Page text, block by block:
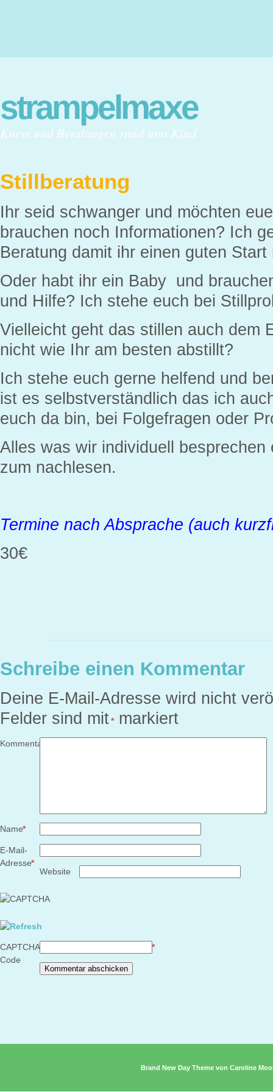
strampelmaxe
Kurse und Beratungen rund ums Kind
Stillberatung
Ihr seid schwanger und möchten
brauchen noch Informationen? Ich
Beratung damit ihr einen guten
Oder habt ihr ein Baby und
und Hilfe? Ich stehe euch bei
Vielleicht geht das stillen auch dem
nicht wie Ihr am besten abstillt?
Ich stehe euch gerne helfend und
ist es selbstverständlich das ich
euch da bin, bei Folgefragen oder
Alles was wir individuell
zum nachlesen.
Termine nach Absprache (auch
30€
Schreibe einen Kommentar
Deine E-Mail-Adresse wird nicht
Felder sind mit
*markiert
Kommentar
Name
*
E-Mail-
Adresse
*
Website
CAPTCHA
Code
*
Brand New Day Theme von Caroline